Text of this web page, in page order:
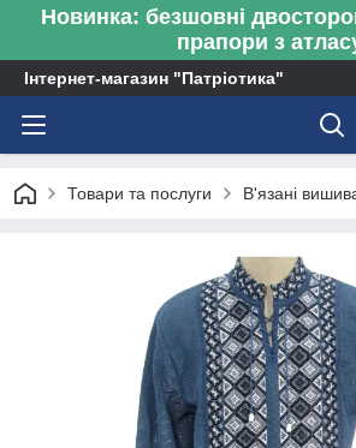
Новинка: безшовні
прапори з
Інтернет-магазин "Патріотика"
Товари та послуги В'язані